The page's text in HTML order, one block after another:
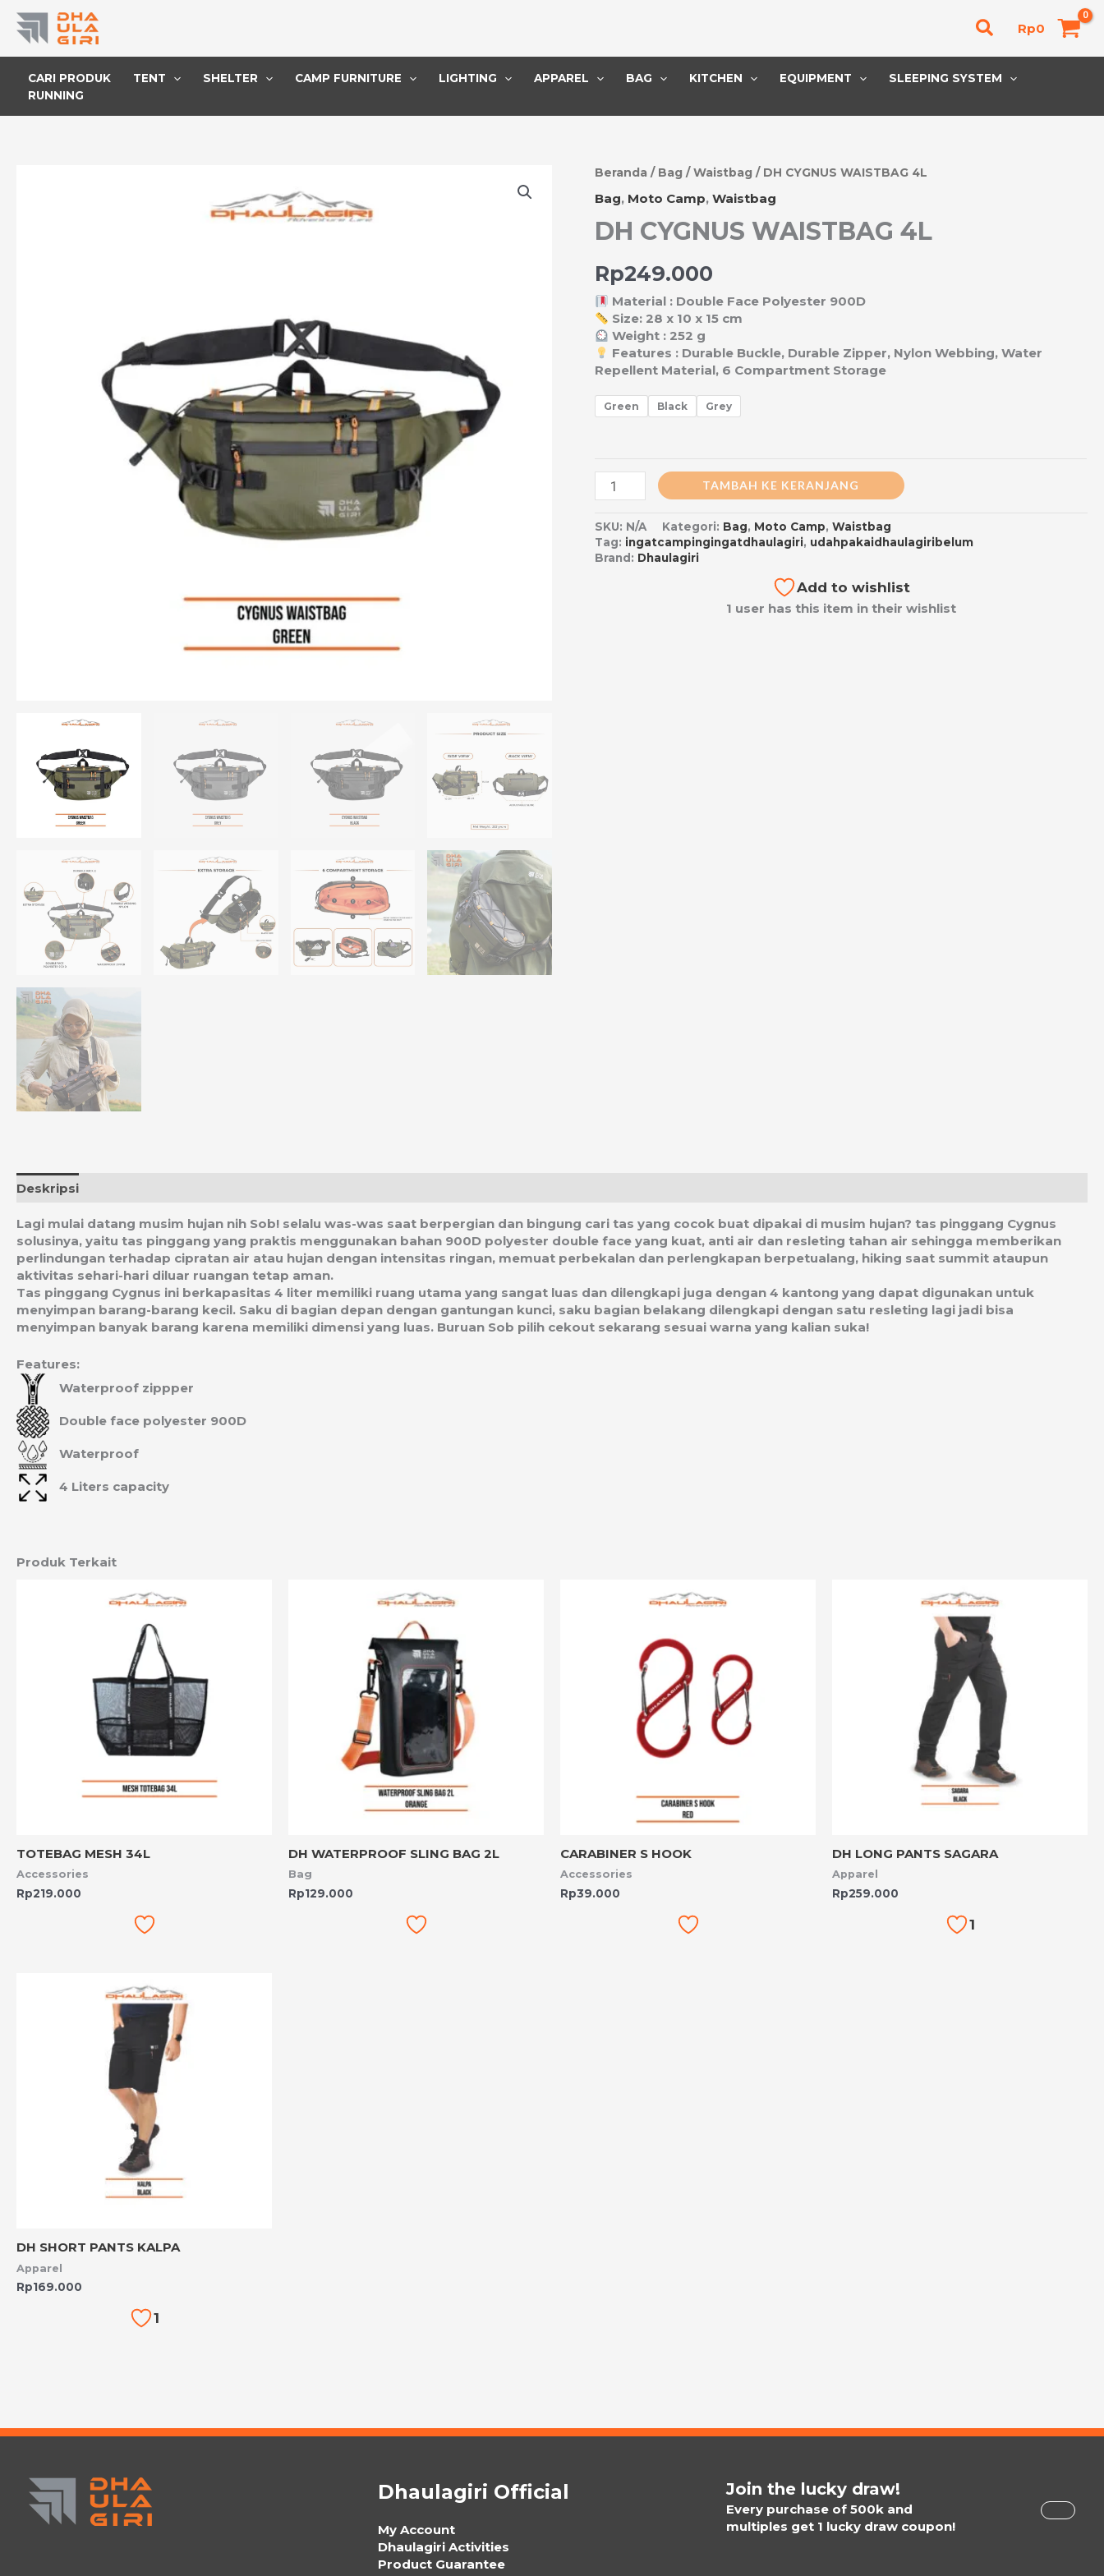
konten
Cari Rp0
CARI PRODUK TENT SHELTER CAMP FURNITURE LIGHTING APPAREL BAG KITCHEN EQUIPMENT
SLEEPING SYSTEM
RUNNING
Beranda / Bag /Waistbag / DH CYGNUS WAISTBAG 4L
Bag, Moto Camp,Waistbag
DH CYGNUS WAISTBAG 4L
Rp249.000
Material : Double Face Polyester 900D
Size: 28 x 10 x 15 cm
Weight : 252 g
Features : Durable Buckle, Durable Zipper, Nylon Webbing, Water
Repellent Material, 6 Compartment Storage
Green Black Grey
Kuantitas
CYGNUS
WAISTBAG
4L
TAMBAH KE KERANJANG
SKU: N/A Kategori: Bag, Moto Camp,Waistbag
Tag: ingatcampingingatdhaulagiri, udahpakaidhaulagiribelum
Brand: Dhaulagiri
Add to wishlist
1 user has this item in their wishlist
Deskripsi
Lagi mulai datang musim hujan nih Sob! selalu was-was saat berpergian dan bingung cari tas yang cocok buat dipakai di musim hujan? tas pinggang Cygnus
solusinya, yaitu tas pinggang yang praktis menggunakan bahan 900D polyester double face yang kuat, anti air dan resleting tahan air sehingga memberikan
perlindungan terhadap cipratan air atau hujan dengan intensitas ringan, memuat perbekalan dan perlengkapan berpetualang, hiking saat summit ataupun
aktivitas sehari-hari diluar ruangan tetap aman.
Tas pinggang Cygnus ini berkapasitas 4 liter memiliki ruang utama yang sangat luas dan dilengkapi juga dengan 4 kantong yang dapat digunakan untuk
menyimpan barang-barang kecil. Saku di bagian depan dengan gantungan kunci, saku bagian belakang dilengkapi dengan satu resleting lagi jadi bisa
menyimpan banyak barang karena memiliki dimensi yang luas. Buruan Sob pilih cekout sekarang sesuai warna yang kalian suka!
Features:
Waterproof zippper
Double face polyester 900D
Waterproof
4 Liters capacity
Produk Terkait
TOTEBAG MESH 34L
Accessories
Rp219.000
DH WATERPROOF SLING BAG 2L
Bag
Rp129.000
CARABINER S HOOK
Accessories
Rp39.000
DH LONG PANTS SAGARA
Apparel
Rp259.000
1
DH SHORT PANTS KALPA
Apparel
Rp169.000
1
Dhaulagiri Official
My Account
Dhaulagiri Activities
Product Guarantee
Join the lucky draw!
Every purchase of 500k and
multiples get 1 lucky draw coupon!